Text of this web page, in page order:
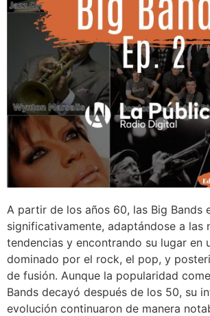
A partir de los años 60, las Big Bands
significativamente, adaptándose a las
tendencias y encontrando su lugar en
dominado por el rock, el pop, y
de fusión. Aunque la popularidad
Bands decayó después de los 50, su
evolución continuaron de manera